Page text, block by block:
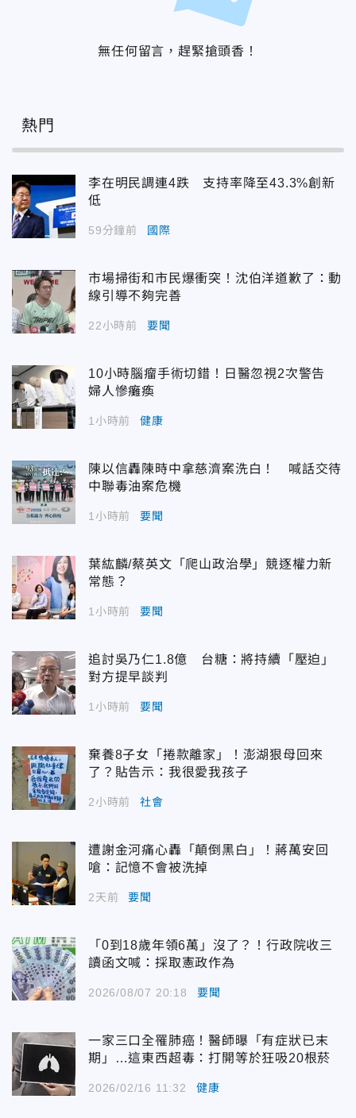
無任何留言，趕緊搶頭香！
熱門
李在明民調連4跌 支持率降至43.3%創新
低
59分鐘前 國際
市場掃街和市民爆衝突！沈伯洋道歉了：動
線引導不夠完善
22小時前 要聞
10小時腦瘤手術切錯！日醫忽視2次警告
婦人慘癱瘓
1小時前 健康
陳以信轟陳時中拿慈濟案洗白！ 喊話交待
中聯毒油案危機
1小時前 要聞
葉紘麟/蔡英文「爬山政治學」競逐權力新
常態？
1小時前 要聞
追討吳乃仁1.8億 台糖：將持續「壓迫」
對方提早談判
1小時前 要聞
棄養8子女「捲款離家」！澎湖狠母回來
了？貼告示：我很愛我孩子
2小時前 社會
遭謝金河痛心轟「顛倒黑白」！蔣萬安回
嗆：記憶不會被洗掉
2天前 要聞
「0到18歲年領6萬」沒了？！行政院收三
讀函文喊：採取憲政作為
2026/08/07 20:18 要聞
一家三口全罹肺癌！醫師曝「有症狀已末
期」…這東西超毒：打開等於狂吸20根菸
2026/02/16 11:32 健康